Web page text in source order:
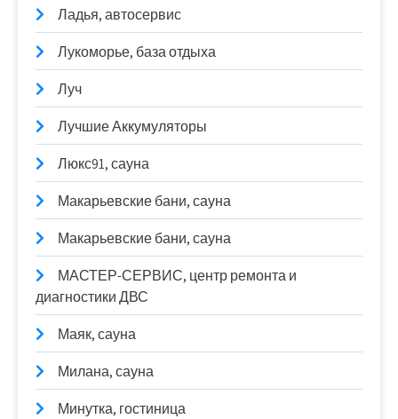
Ладья, автосервис
Лукоморье, база отдыха
Луч
Лучшие Аккумуляторы
Люкс91, сауна
Макарьевские бани, сауна
Макарьевские бани, сауна
МАСТЕР-СЕРВИС, центр ремонта и
диагностики ДВС
Маяк, сауна
Милана, сауна
Минутка, гостиница